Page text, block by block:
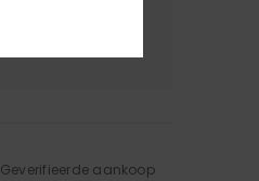
Geverifieerde aankoop